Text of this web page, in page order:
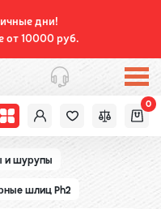
дни!
от 10000 руб.
0
и шурупы
шлиц Ph2